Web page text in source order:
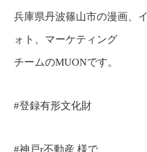
兵庫県丹波篠山市の漫画、
ォト、マーケティング
チームのMUONです。
#登録有形文化財
#神戸r不動産 様で